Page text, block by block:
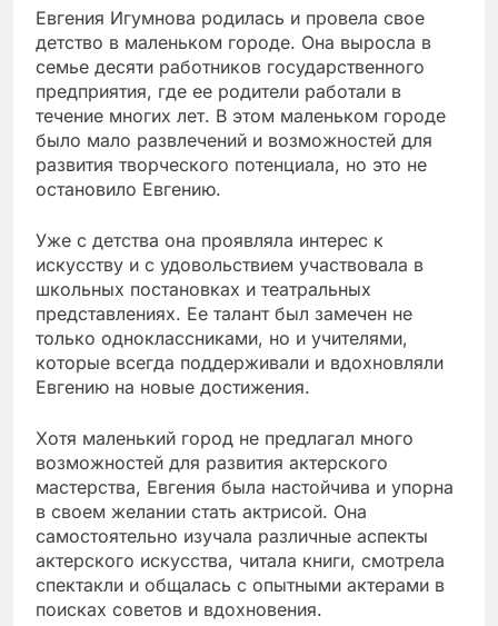
Евгения Игумнова родилась и провела свое
детство в маленьком городе. Она выросла в
семье десяти работников государственного
предприятия, где ее родители работали в
течение многих лет. В этом маленьком городе
было мало развлечений и возможностей для
развития творческого потенциала, но это не
остановило Евгению.
Уже с детства она проявляла интерес к
искусству и с удовольствием участвовала в
школьных постановках и театральных
представлениях. Ее талант был замечен не
только одноклассниками, но и учителями,
которые всегда поддерживали и вдохновляли
Евгению на новые достижения.
Хотя маленький город не предлагал много
возможностей для развития актерского
мастерства, Евгения была настойчива и упорна
в своем желании стать актрисой. Она
самостоятельно изучала различные аспекты
актерского искусства, читала книги, смотрела
спектакли и общалась с опытными актерами в
поисках советов и вдохновения.